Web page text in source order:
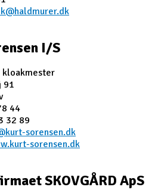
I/S
kloakmester
91
44
32 89
sorensen.dk
sorensen.dk
SKOVGÅRD ApS